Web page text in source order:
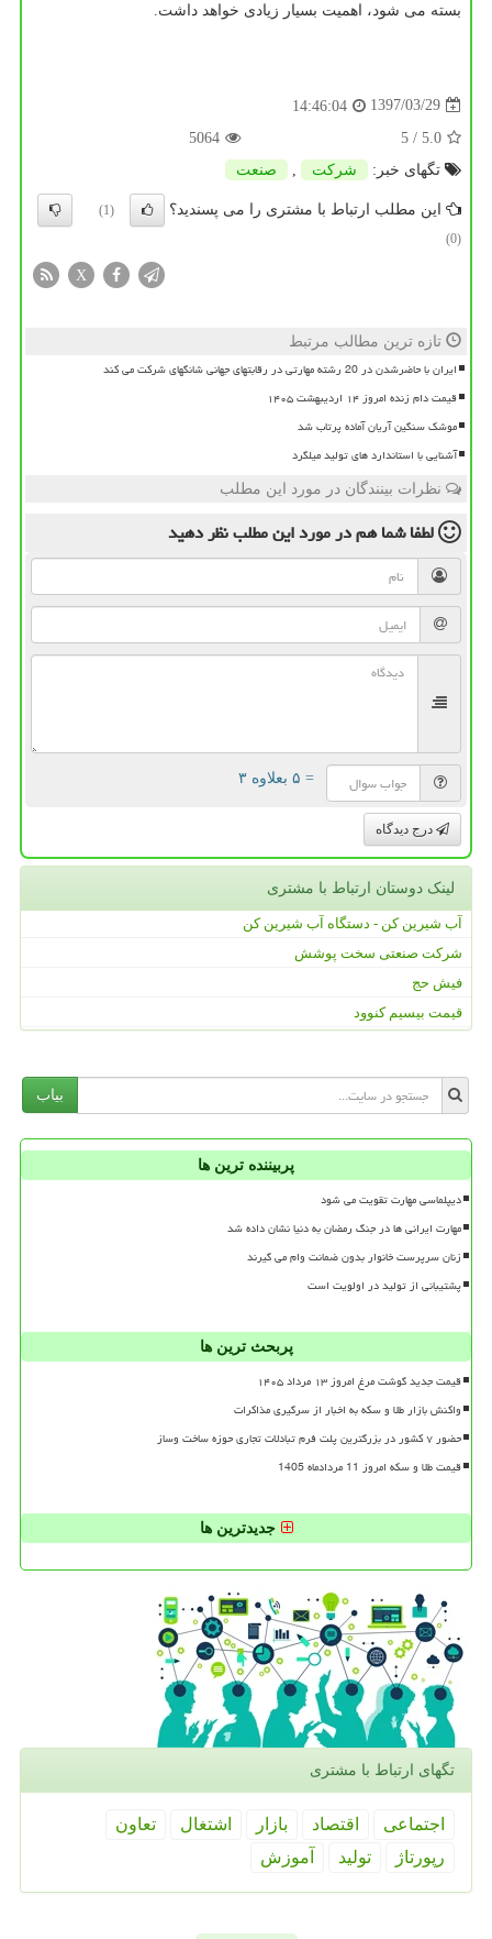
بسته می شود، اهمیت بسیار زیادی خواهد داشت.
1397/03/29
14:46:04
5.0
/ 5
5064
تگهای خبر:
شركت صنعت
این مطلب ارتباط با مشتری را می پسندید؟
(1)
(0)
X
تازه ترین مطالب مرتبط
ایران با حاضرشدن در 20 رشته مهارتی در رقابتهای جهانی شانگهای شرکت می کند
قیمت دام زنده امروز ۱۴ اردیبهشت ۱۴۰۵
موشک سنگین آریان آماده پرتاب شد
آشنایی با استاندارد های تولید میلگرد
نظرات بینندگان در مورد این مطلب
لطفا شما همدر مورد این مطلبنظر دهید
= ۵ بعلاوه ۳
درج دیدگاه
لینک دوستان ارتباط با مشتری
آب شیرین کن - دستگاه آب شیرین کن
شرکت صنعتی سخت پوشش
فیش حج
قیمت بیسیم کنوود
بیاب
پربیننده ترین ها
دیپلماسی مهارت تقویت می شود
مهارت ایرانی ها در جنگ رمضان به دنیا نشان داده شد
زنان سرپرست خانوار بدون ضمانت وام می گیرند
پشتیبانی از تولید در اولویت است
پربحث ترین ها
قیمت جدید گوشت مرغ امروز ۱۳ مرداد ۱۴۰۵
واکنش بازار طلا و سکه به اخبار از سرگیری مذاکرات
حضور ۷ کشور در بزرگترین پلت فرم تبادلات تجاری حوزه ساخت وساز
قیمت طلا و سکه امروز 11 مردادماه 1405
جدیدترین ها
تگهای ارتباط با مشتری
اجتماعی اقتصاد بازار اشتغال
تعاون
رپورتاژ
تولید آموزش